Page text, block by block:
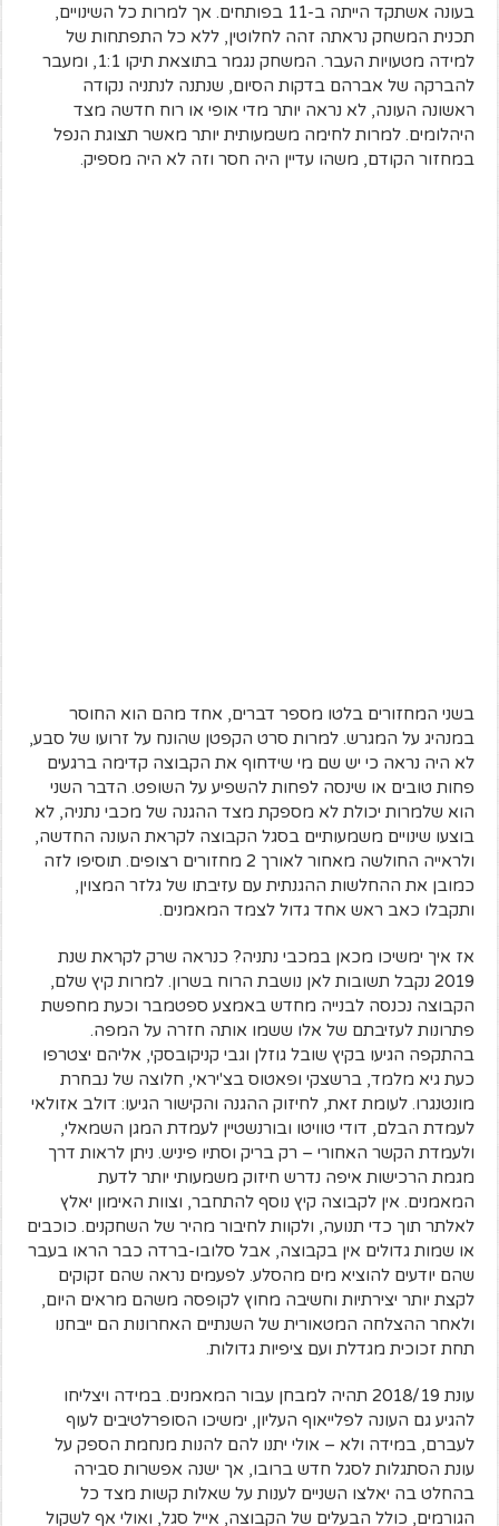
בעונה אשתקד הייתה ב-11 בפותחים. אך למרות כל השינויים,
תכנית המשחק נראתה זהה לחלוטין, ללא כל התפתחות של
למידה מטעויות העבר. המשחק נגמר בתוצאת תיקו 1:1, ומעבר
להברקה של אברהם בדקות הסיום, שנתנה לנתניה נקודה
ראשונה העונה, לא נראה יותר מדי אופי או רוח חדשה מצד
היהלומים. למרות לחימה משמעותית יותר מאשר תצוגת הנפל
במחזור הקודם, משהו עדיין היה חסר וזה לא היה מספיק.
בשני המחזורים בלטו מספר דברים, אחד מהם הוא החוסר
במנהיג על המגרש. למרות סרט הקפטן שהונח על זרועו של סבע,
לא היה נראה כי יש שם מי שידחוף את הקבוצה קדימה ברגעים
פחות טובים או שינסה לפחות להשפיע על השופט. הדבר השני
הוא שלמרות יכולת לא מספקת מצד ההגנה של מכבי נתניה, לא
בוצעו שינויים משמעותיים בסגל הקבוצה לקראת העונה החדשה,
ולראייה החולשה מאחור לאורך 2 מחזורים רצופים. תוסיפו לזה
כמובן את ההחלשות ההגנתית עם עזיבתו של גלזר המצוין,
ותקבלו כאב ראש אחד גדול לצמד המאמנים.
אז איך ימשיכו מכאן במכבי נתניה? כנראה שרק לקראת שנת
2019 נקבל תשובות לאן נושבת הרוח בשרון. למרות קיץ שלם,
הקבוצה נכנסה לבנייה מחדש באמצע ספטמבר וכעת מחפשת
פתרונות לעזיבתם של אלו ששמו אותה חזרה על המפה.
בהתקפה הגיעו בקיץ שובל גוזלן וגבי קניקובסקי, אליהם יצטרפו
כעת גיא מלמד, ברשצקי ופאטוס בצ'יראי, חלוצה של נבחרת
מונטנגרו. לעומת זאת, לחיזוק ההגנה והקישור הגיעו: דולב אזולאי
לעמדת הבלם, דודי טוויטו ובורנשטיין לעמדת המגן השמאלי,
ולעמדת הקשר האחורי – רק בריק וסתיו פיניש. ניתן לראות דרך
מגמת הרכישות איפה נדרש חיזוק משמעותי יותר לדעת
המאמנים. אין לקבוצה קיץ נוסף להתחבר, וצוות האימון יאלץ
לאלתר תוך כדי תנועה, ולקוות לחיבור מהיר של השחקנים. כוכבים
או שמות גדולים אין בקבוצה, אבל סלובו-ברדה כבר הראו בעבר
שהם יודעים להוציא מים מהסלע. לפעמים נראה שהם זקוקים
לקצת יותר יצירתיות וחשיבה מחוץ לקופסה משהם מראים היום,
ולאחר ההצלחה המטאורית של השנתיים האחרונות הם ייבחנו
תחת זכוכית מגדלת ועם ציפיות גדולות.
עונת 2018/19 תהיה למבחן עבור המאמנים. במידה ויצליחו
להגיע גם העונה לפלייאוף העליון, ימשיכו הסופרלטיבים לעוף
לעברם, במידה ולא – אולי יתנו להם להנות מנחמת הספק על
עונת הסתגלות לסגל חדש ברובו, אך ישנה אפשרות סבירה
בהחלט בה יאלצו השניים לענות על שאלות קשות מצד כל
הגורמים, כולל הבעלים של הקבוצה, אייל סגל, ואולי אף לשקול